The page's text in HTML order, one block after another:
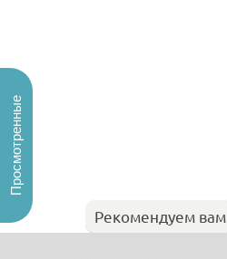
Рекомендуем вам
Просмотренные